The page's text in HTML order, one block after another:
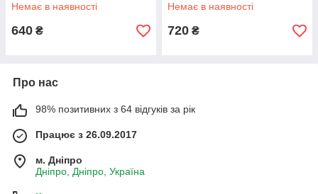
Немає в наявності
640 ₴
Немає в наявності
720 ₴
Про нас
98% позитивних з 64 відгуків за рік
Працює з 26.09.2017
м. Дніпро
Дніпро, Дніпро, Україна